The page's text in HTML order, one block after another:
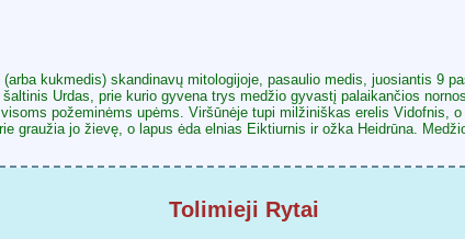
kukmedis) skandinavų mitologijoje, pasaulio medis, juosiantis 9
Urdas, prie kurio gyvena trys medžio gyvastį palaikančios
požeminėms upėms. Viršūnėje tupi milžiniškas erelis Vidofnis,
graužia jo žievę, o lapus ėda elnias Eiktiurnis ir ožka Heidrūna.
Tolimieji Rytai